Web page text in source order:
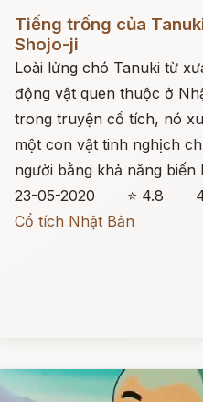
Đọc ngay
Tiếng trống của
Shojo-ji
Loài lửng chó Tanuki từ
động vật quen thuộc ở
trong truyện cổ tích, nó
một con vật tinh nghịch
người bằng khả năng biến
23-05-2020
⭐ 4.8
Cổ tích Nhật Bản